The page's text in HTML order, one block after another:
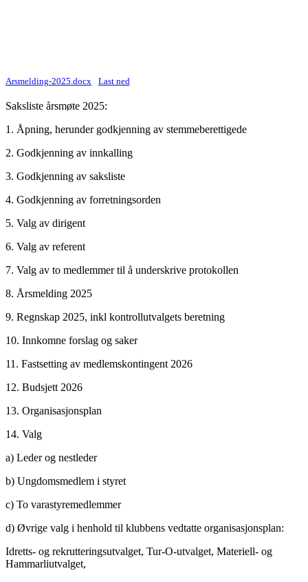
Arsmelding-2025.docx Last ned
Saksliste årsmøte 2025:
1. Åpning, herunder godkjenning av stemmeberettigede
2. Godkjenning av innkalling
3. Godkjenning av saksliste
4. Godkjenning av forretningsorden
5. Valg av dirigent
6. Valg av referent
7. Valg av to medlemmer til å underskrive protokollen
8. Årsmelding 2025
9. Regnskap 2025, inkl kontrollutvalgets beretning
10. Innkomne forslag og saker
11. Fastsetting av medlemskontingent 2026
12. Budsjett 2026
13. Organisasjonsplan
14. Valg
a) Leder og nestleder
b) Ungdomsmedlem i styret
c) To varastyremedlemmer
d) Øvrige valg i henhold til klubbens vedtatte organisasjonsplan:
Idretts- og rekrutteringsutvalget, Tur-O-utvalget, Materiell- og
Hammarliutvalget,